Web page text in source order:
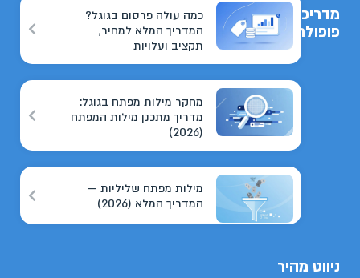
מדריכים
פופולריים
כמה עולה פרסום בגוגל?
המדריך המלא למחיר,
תקציב ועלויות
מחקר מילות מפתח בגוגל:
מדריך מתכנן מילות המפתח
(2026)
מילות מפתח שליליות —
המדריך המלא (2026)
ניווט מהיר